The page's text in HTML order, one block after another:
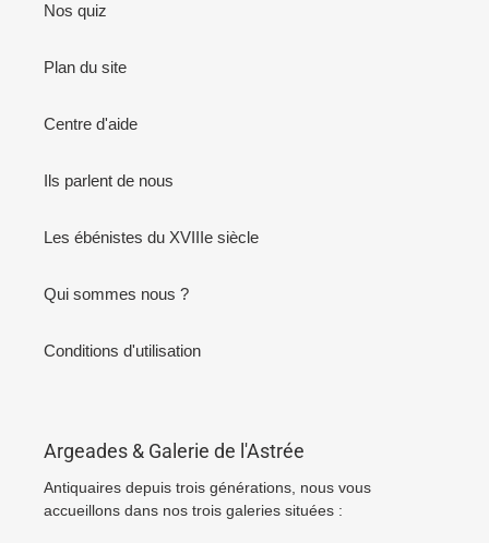
Nos quiz
Plan du site
Centre d'aide
Ils parlent de nous
Les ébénistes du XVIIIe siècle
Qui sommes nous ?
Conditions d'utilisation
Argeades & Galerie de l'Astrée
Antiquaires depuis trois générations, nous vous
accueillons dans nos trois galeries situées :